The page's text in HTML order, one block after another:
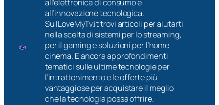
all’elettronica di consumo e
all’innovazione tecnologica.
Su ILoveMyTv.it trovi articoli per aiutarti
nella scelta di sistemi per lo streaming,
per il gaming e soluzioni per l’home
cinema. E ancora approfondimenti
tematici sulle ultime tecnologie per
l’intrattenimento e le offerte più
vantaggiose per acquistare il meglio
che la tecnologia possa offrire.